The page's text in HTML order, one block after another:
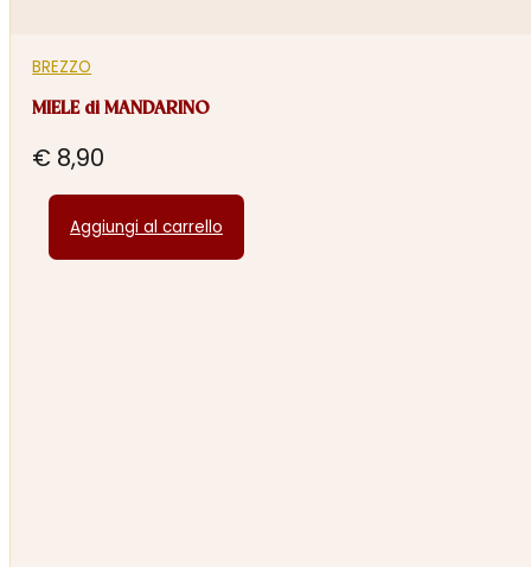
BREZZO
MIELE di MANDARINO
€ 8,90
Aggiungi al carrello